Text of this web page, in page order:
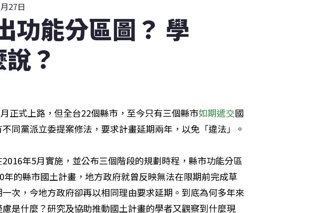
27日
功能分區圖？ 學
？
正式上路，但全台22個縣市，至今只有三個縣市如期遞交國
同黨派立委提案修法，要求計畫延期兩年，以免「違法」。
年5月實施，並公布三個階段的規劃時程，縣市功能分區
的縣市國土計畫，地方政府就曾反映無法在限期前完成草
次，今地方政府卻再以相同理由要求延期。到底為何多年來
是什麼？研究及協助推動國土計畫的學者又觀察到什麼現